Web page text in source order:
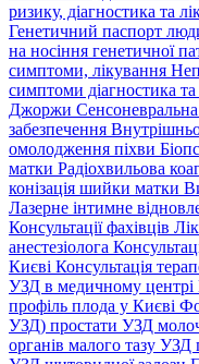
ризику, діагностика та
Генетичний паспорт
на носіння генетичної
симптоми, лікування
симптоми діагностика та
Джоржи Сенсоневральна
забезпечення
омолодження піхви
матки Радіохвильова
конізація шийки матки
Лазерне інтимне
Консультації фахівців
анестезіолога
Києві Консультація
УЗД в медичному центрі
профіль плода у Києві
УЗД) простати УЗД
органів малого тазу УЗД